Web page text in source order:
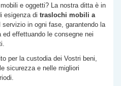
e oggetti? La nostra ditta è in
esigenza di traslochi mobili a
servizio in ogni fase, garantendo la
effettuando le consegne nei
per la custodia dei Vostri beni,
sicurezza e nelle migliori